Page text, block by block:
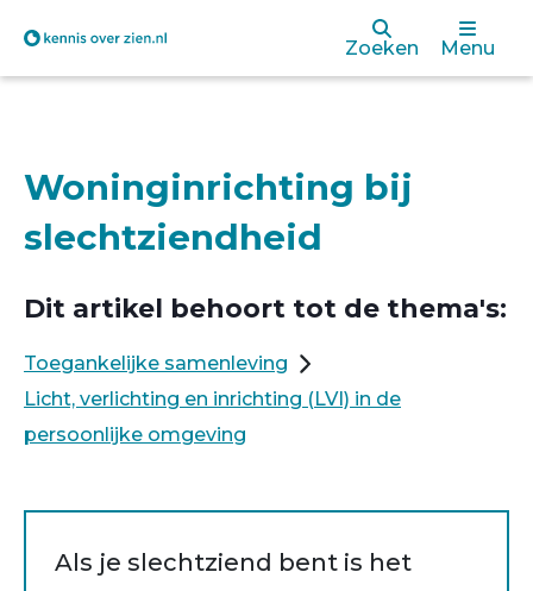
Overslaan
inhoud
gaan
Zoeken Menu
Woninginrichting bij
slechtziendheid
Dit artikel behoort tot de thema's:
Toegankelijke samenleving
Licht, verlichting en inrichting (LVI) in de
persoonlijke omgeving
Als je slechtziend bent is het